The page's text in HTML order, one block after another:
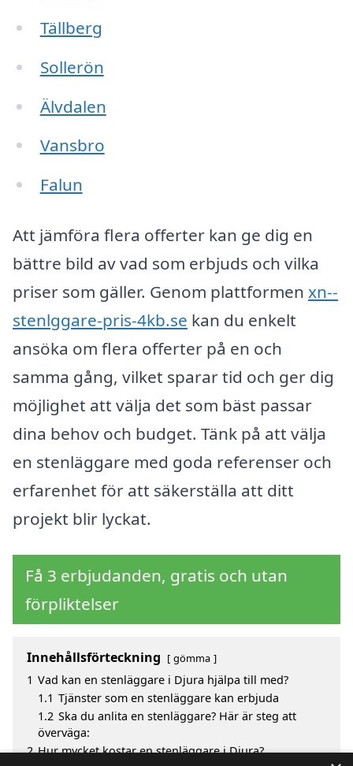
Tällberg
Sollerön
Älvdalen
Vansbro
Falun
Att jämföra flera offerter kan ge dig en
bättre bild av vad som erbjuds och vilka
priser som gäller. Genom plattformen xn--
stenlggare-pris-4kb.se kan du enkelt
ansöka om flera offerter på en och
samma gång, vilket sparar tid och ger dig
möjlighet att välja det som bäst passar
dina behov och budget. Tänk på att välja
en stenläggare med goda referenser och
erfarenhet för att säkerställa att ditt
projekt blir lyckat.
Få 3 erbjudanden, gratis och utan
förpliktelser
Innehållsförteckning gömma
1 Vad kan en stenläggare i Djura hjälpa till med?
1.1 Tjänster som en stenläggare kan erbjuda
1.2 Ska du anlita en stenläggare? Här är steg att
överväga:
2 Hur mycket kostar en stenläggare i Djura?